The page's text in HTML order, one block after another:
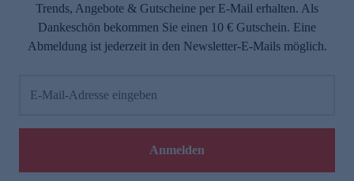
Trends, Angebote & Gutscheine per E-Mail erhalten. Als
Dankeschön bekommen Sie einen 10 € Gutschein. Eine
Abmeldung ist jederzeit in den Newsletter-E-Mails möglich.
E-Mail-Adresse eingeben
Anmelden